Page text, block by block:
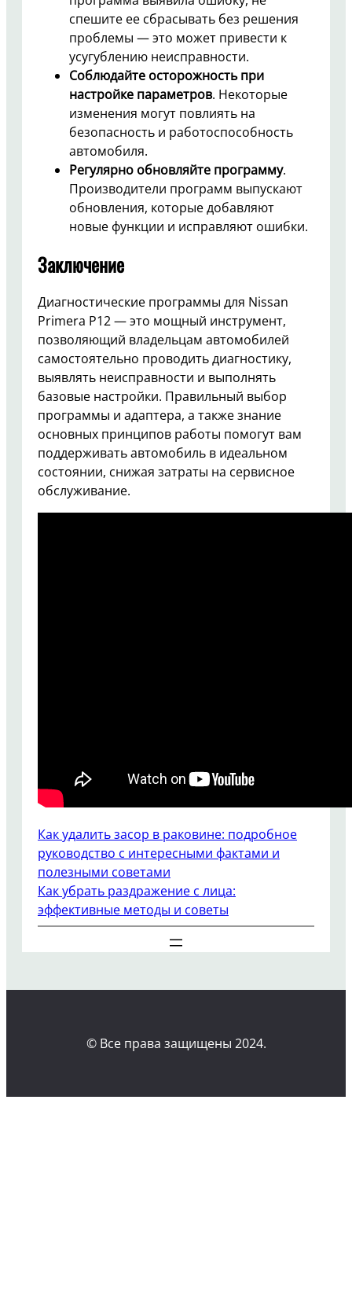
спешите ее сбрасывать без решения
проблемы — это может привести к
усугублению неисправности.
Соблюдайте осторожность при
настройке параметров. Некоторые
изменения могут повлиять на
безопасность и работоспособность
автомобиля.
Регулярно обновляйте программу.
Производители программ выпускают
обновления, которые добавляют
новые функции и исправляют ошибки.
Заключение
Диагностические программы для Nissan
Primera P12 — это мощный инструмент,
позволяющий владельцам автомобилей
самостоятельно проводить диагностику,
выявлять неисправности и выполнять
базовые настройки. Правильный выбор
программы и адаптера, а также знание
основных принципов работы помогут вам
поддерживать автомобиль в идеальном
состоянии, снижая затраты на сервисное
обслуживание.
Как удалить засор в раковине: подробное
руководство с интересными фактами и
полезными советами
Как убрать раздражение с лица:
эффективные методы и советы
© Все права защищены 2024.